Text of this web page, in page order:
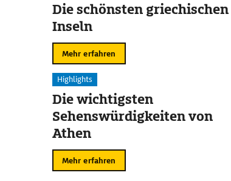
Die schönsten griechischen
Inseln
Mehr erfahren
Highlights
Die wichtigsten
Sehenswürdigkeiten von
Athen
Mehr erfahren